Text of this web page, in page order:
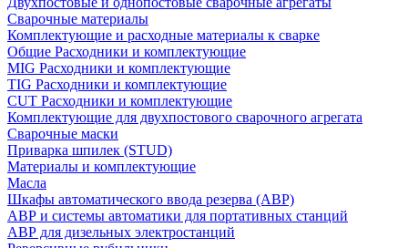
Сварочные материалы
Комплектующие и расходные материалы к сварке
Общие Расходники и комплектующие
MIG Расходники и комплектующие
TIG Расходники и комплектующие
CUT Расходники и комплектующие
Комплектующие для двухпостового сварочного агрегата
Сварочные маски
Приварка шпилек (STUD)
Материалы и комплектующие
Масла
Шкафы автоматического ввода резерва (АВР)
АВР и системы автоматики для портативных станций
АВР для дизельных электростанций